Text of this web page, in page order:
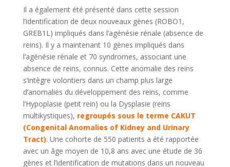
Il a également été présenté dans cette session
l’identification de deux nouveaux gènes (ROBO1,
GREB1L) impliqués dans l’agénésie rénale (absence de
reins). Il y a maintenant 10 gènes impliqués dans
l’agénésie rénale et 70 syndromes, associant une
absence de reins, connus. Cette anomalie des reins
s’intègre volontiers dans un champ plus large
d’anomalies du développement des reins, comme
l’Hypoplasie (petit rein) ou la Dysplasie (reins
multikystiques), regroupés sous le terme CAKUT
(Congenital Anomalies of Kidney and Urinary
Tract). Une cohorte de 550 patients a été rapportée
avec un âge moyen de 10,8 ans avec une étude de 36
gènes et l’identification de mutations dans un nouveau